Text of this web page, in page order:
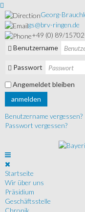
Georg-
gs@brv-ringen.de
+49 (0) 89/
Benutzername
Passwort
Angemeldet bleiben
anmelden
Benutzername vergessen?
Passwort vergessen?
Startseite
Wir über uns
Präsidium
Geschäftsstelle
Chronik